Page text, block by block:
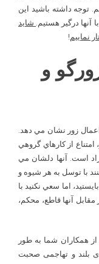
توجه داشته باشید این
آنها درگیر هستیم. شاید
نماییم!
و
زور نشان مي دهد.
از کارهاي گروهي
است. آنها دلشان مي
با توسل به هر شيوه و
اما سعي نکنيد با
مقابل آنها قاطع، محکم،
همکاران شما به طور
بلند و تهاجمی صحبت